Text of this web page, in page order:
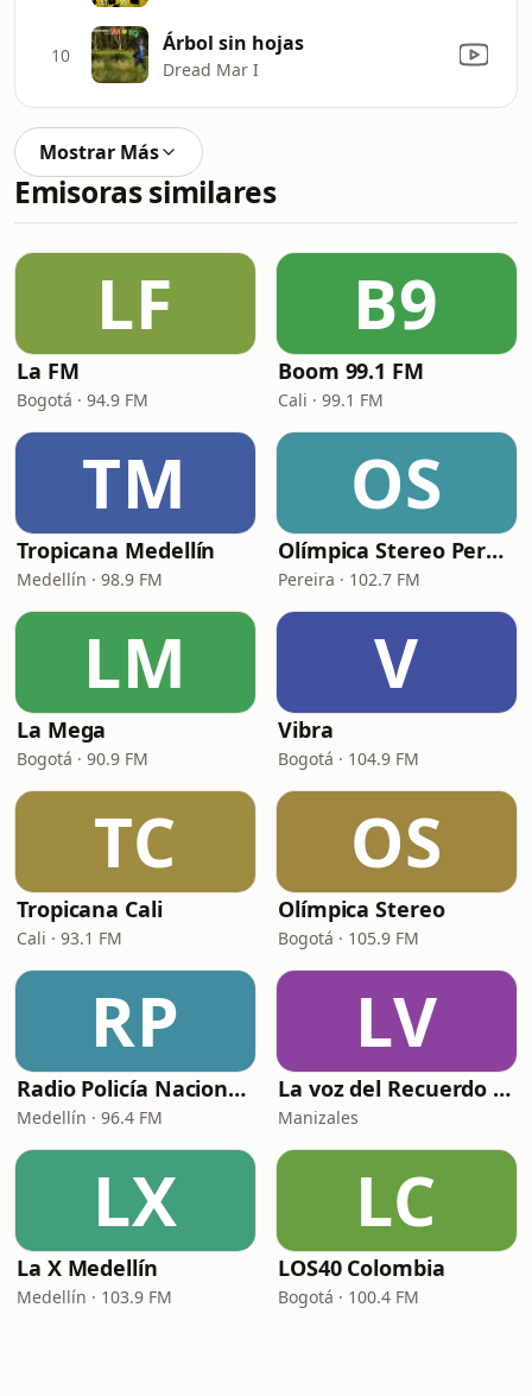
10 Árbol sin hojas
Dread Mar I
Mostrar Más
Emisoras similares
LF
La FM
Bogotá · 94.9 FM
B9
Boom 99.1 FM
Cali · 99.1 FM
TM
Tropicana Medellín
Medellín · 98.9 FM
OS
Olímpica Stereo Pereira
Pereira · 102.7 FM
LM
La Mega
Bogotá · 90.9 FM
V
Vibra
Bogotá · 104.9 FM
TC
Tropicana Cali
Cali · 93.1 FM
OS
Olímpica Stereo
Bogotá · 105.9 FM
RP
Radio Policía Nacional - Medellín
Medellín · 96.4 FM
LV
La voz del Recuerdo Manizales
Manizales
LX
La X Medellín
Medellín · 103.9 FM
LC
LOS40 Colombia
Bogotá · 100.4 FM